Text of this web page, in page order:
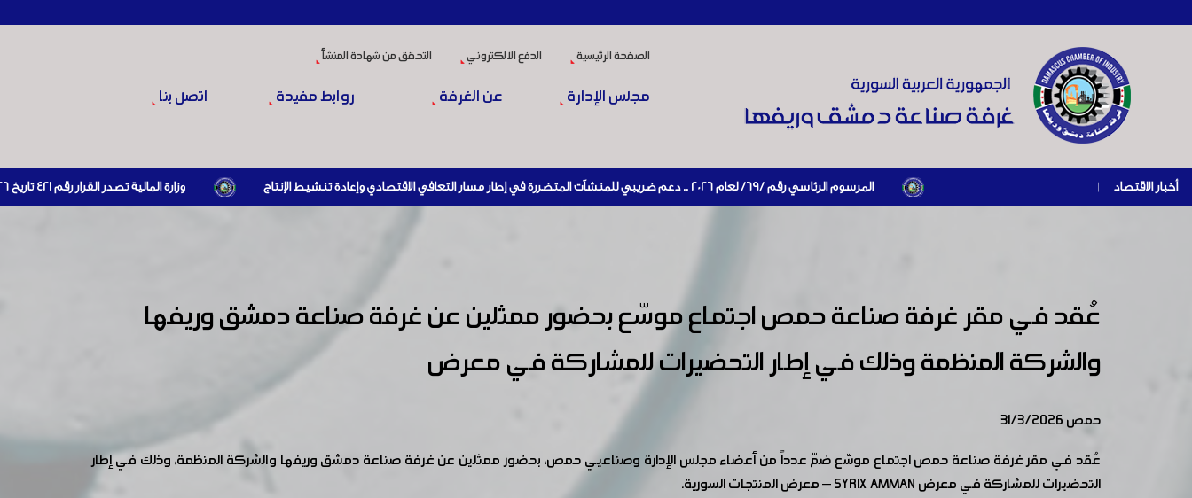
الصفحة الرئيسية الدفع الالكتروني التحقق من شهادة المنشأ
مجلس الإدارة عن الغرفة روابط مفيدة اتصل بنا
أخبار الاقتصاد | المرسوم الرئاسي رقم /69/ لعام 2026 .. دعم ضريبي للمنشآت المتضررة في إطار مسار التعافي الاقتصادي وإعادة تنشيط الإنتاج وزارة المالية تصدر القرار رقم 421 تاريخ 24/3/2026 المتضمن الزام المستوردين بإبراز براءة ذمة مالية سارية صادرة عن الهيئة العامة للضرائب والرسوم أو مديرياتها عند القيام بعمليات الاستيراد
عُقد في مقر غرفة صناعة حمص اجتماع موسّع بحضور ممثلين عن غرفة صناعة دمشق وريفها
والشركة المنظمة وذلك في إطار التحضيرات للمشاركة في معرض
حمص 31/3/2026
عُقد في مقر غرفة صناعة حمص اجتماع موسّع ضمّ عدداً من أعضاء مجلس الإدارة وصناعيي حمص، بحضور ممثلين عن غرفة صناعة دمشق وريفها والشركة المنظمة، وذلك في إطار
التحضيرات للمشاركة في معرض SYRIX AMMAN – معرض المنتجات السورية.